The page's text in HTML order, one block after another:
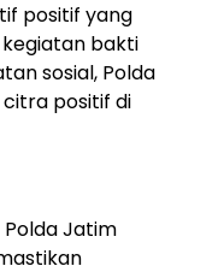
positif yang
bakti
sosial, Polda
positif di
Jatim